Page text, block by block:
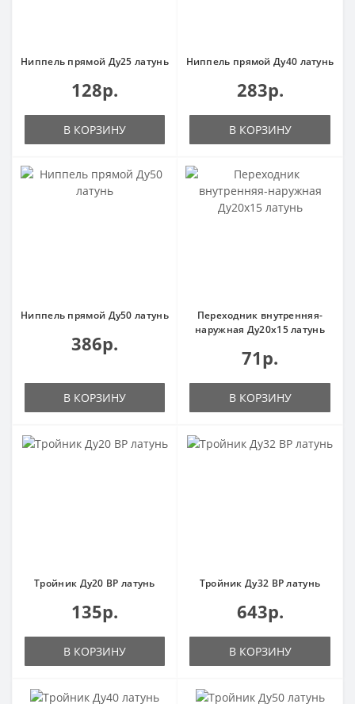
Ниппель прямой Ду25 латунь
128р.
В КОРЗИНУ
Ниппель прямой Ду40 латунь
283р.
В КОРЗИНУ
Ниппель прямой Ду50 латунь
386р.
В КОРЗИНУ
Переходник внутренняя-
наружная Ду20х15 латунь
71р.
В КОРЗИНУ
Тройник Ду20 ВР латунь
135р.
В КОРЗИНУ
Тройник Ду32 ВР латунь
643р.
В КОРЗИНУ